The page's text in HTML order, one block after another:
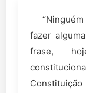
“Ninguém
fazer
frase,